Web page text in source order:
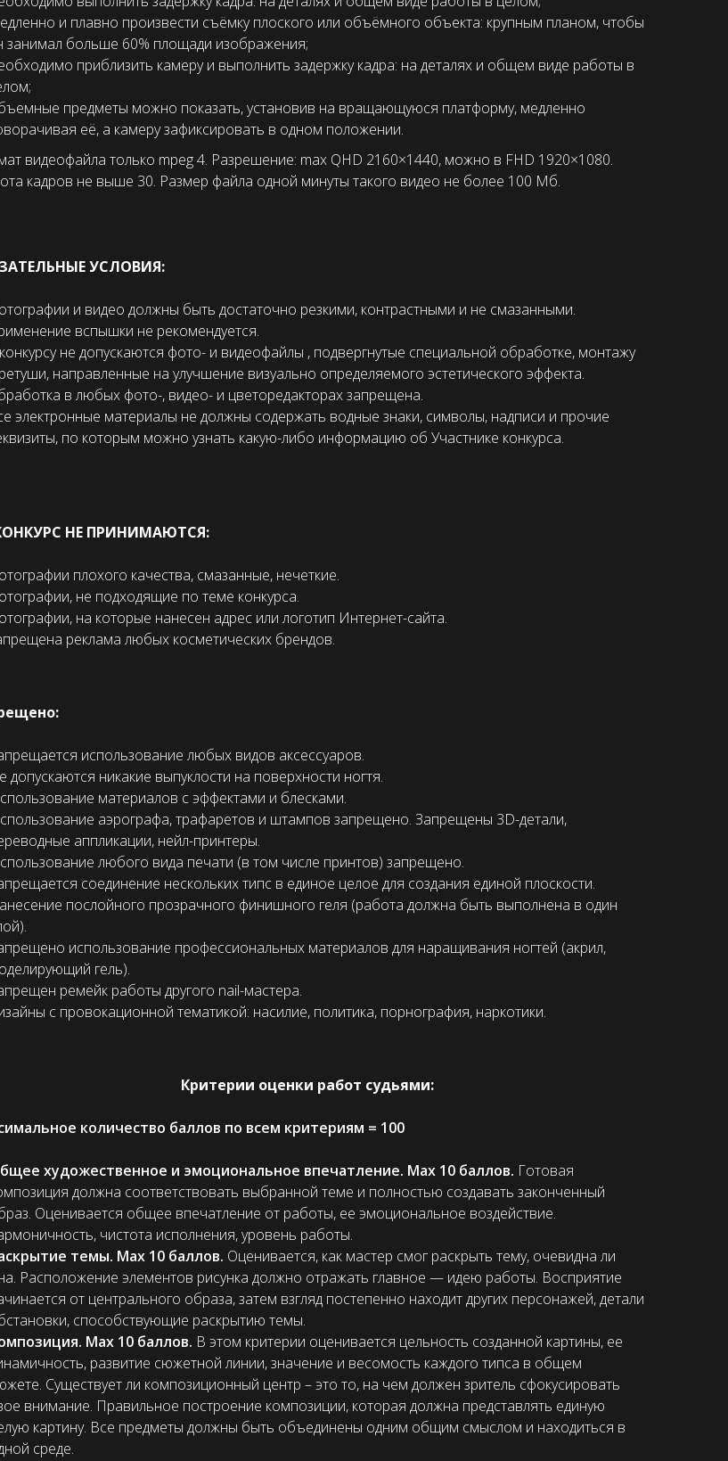
и плавно произвести съёмку плоского или объёмного объекта: крупным планом, чтобы
занимал больше 60% площади изображения;
приблизить камеру и выполнить задержку кадра: на деталях и общем виде работы в
предметы можно показать, установив на вращающуюся платформу, медленно
её, а камеру зафиксировать в одном положении.
видеофайла только mpeg 4. Разрешение: max QHD 2160×1440, можно в FHD 1920×1080.
кадров не выше 30. Размер файла одной минуты такого видео не более 100 Мб.
УСЛОВИЯ:
и видео должны быть достаточно резкими, контрастными и не смазанными.
вспышки не рекомендуется.
не допускаются фото- и видеофайлы , подвергнутые специальной обработке, монтажу
направленные на улучшение визуально определяемого эстетического эффекта.
в любых фото-, видео- и цветоредакторах запрещена.
электронные материалы не должны содержать водные знаки, символы, надписи и прочие
по которым можно узнать какую-либо информацию об Участнике конкурса.
НЕ ПРИНИМАЮТСЯ:
плохого качества, смазанные, нечеткие.
не подходящие по теме конкурса.
на которые нанесен адрес или логотип Интернет-сайта.
реклама любых косметических брендов.
использование любых видов аксессуаров.
допускаются никакие выпуклости на поверхности ногтя.
материалов с эффектами и блесками.
аэрографа, трафаретов и штампов запрещено. Запрещены 3D-детали,
аппликации, нейл-принтеры.
любого вида печати (в том числе принтов) запрещено.
соединение нескольких типс в единое целое для создания единой плоскости.
послойного прозрачного финишного геля (работа должна быть выполнена в один
использование профессиональных материалов для наращивания ногтей (акрил,
гель).
ремейк работы другого nail-мастера.
с провокационной тематикой: насилие, политика, порнография, наркотики.
Критерии оценки работ судьями:
количество баллов по всем критериям = 100
художественное и эмоциональное впечатление. Max 10 баллов. Готовая
должна соответствовать выбранной теме и полностью создавать законченный
Оценивается общее впечатление от работы, ее эмоциональное воздействие.
чистота исполнения, уровень работы.
темы. Max 10 баллов. Оценивается, как мастер смог раскрыть тему, очевидна ли
Расположение элементов рисунка должно отражать главное — идею работы. Восприятие
от центрального образа, затем взгляд постепенно находит других персонажей, детали
способствующие раскрытию темы.
Max 10 баллов. В этом критерии оценивается цельность созданной картины, ее
развитие сюжетной линии, значение и весомость каждого типса в общем
Существует ли композиционный центр – это то, на чем должен зритель сфокусировать
внимание. Правильное построение композиции, которая должна представлять единую
картину. Все предметы должны быть объединены одним общим смыслом и находиться в
среде.